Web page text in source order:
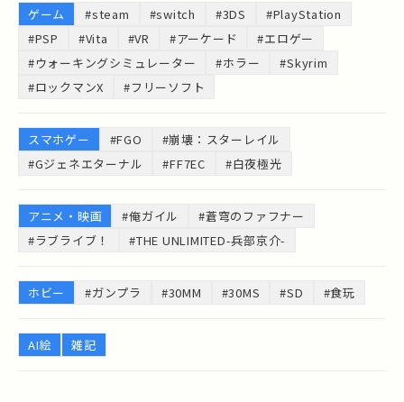
ゲーム #steam #switch #3DS
#PlayStation
#PSP
#Vita #VR #アーケード
#エロゲー
#ウォーキングシミュレーター
#ホラー
#Skyrim
#ロックマンX
#フリーソフト
スマホゲー #FGO
#崩壊：スターレイル
#Gジェネエターナル
#FF7EC #白夜極光
アニメ・映画 #俺ガイル
#蒼穹のファフナー
#ラブライブ！
#THE UNLIMITED-兵部京介-
ホビー #ガンプラ #30MM #30MS #SD #食玩
AI絵 雑記